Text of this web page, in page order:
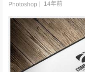
Photoshop 14年前